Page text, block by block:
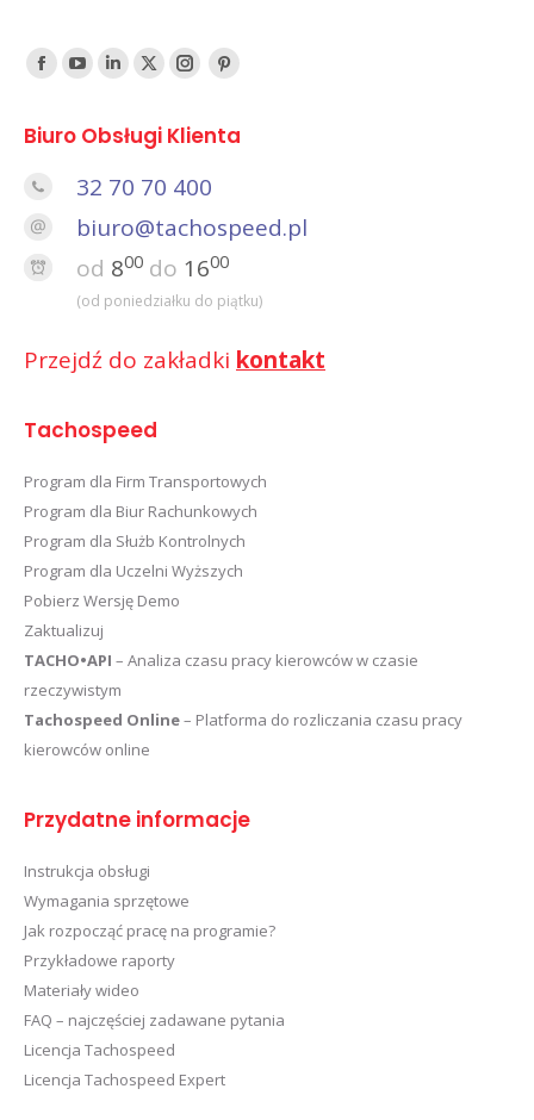
Find us on:
FacebookYouTube
LinkedTwitterInstagramPinterest
Biuro Obsługi Klienta
32 70 70 400
biuro@tachospeed.pl
od 800 do 1600
(od poniedziałku do piątku)
Przejdź do zakładki kontakt
Tachospeed
Program dla Firm Transportowych
Program dla Biur Rachunkowych
Program dla Służb Kontrolnych
Program dla Uczelni Wyższych
Pobierz Wersję Demo
Zaktualizuj
TACHO•API – Analiza czasu pracy kierowców w czasie
rzeczywistym
Tachospeed Online– Platforma do rozliczania czasu pracy
kierowców online
Przydatne informacje
Instrukcja obsługi
Wymagania sprzętowe
Jak rozpocząć pracę na programie?
Przykładowe raporty
Materiały wideo
FAQ – najczęściej zadawane pytania
Licencja Tachospeed
Licencja Tachospeed Expert